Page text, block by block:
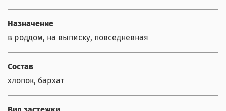
Назначение
в роддом, на выписку, повседневная
Состав
хлопок, бархат